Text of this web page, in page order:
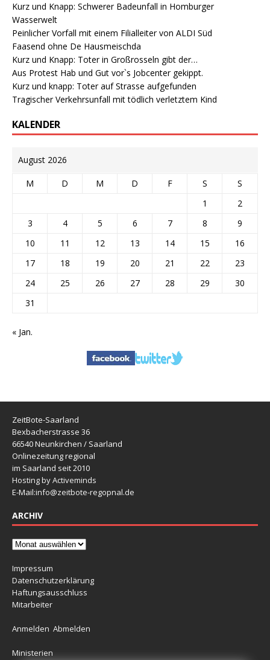
Kurz und Knapp: Schwerer Badeunfall in Homburger
Wasserwelt
Peinlicher Vorfall mit einem Filialleiter von ALDI Süd
Faasend ohne De Hausmeischda
Kurz und Knapp: Toter in Großrosseln gibt der…
Aus Protest Hab und Gut vor`s Jobcenter gekippt.
Kurz und knapp: Toter auf Strasse aufgefunden
Tragischer Verkehrsunfall mit tödlich verletztem Kind
KALENDER
August 2026
M D M D F S
S
1
2
3
4 5 6 7 8
9
10
11 12 13 14 15
16
17
18 19 20 21 22
23
24
25 26 27 28 29
30
31
« Jan.
ZeitBote-Saarland
Bexbacherstrasse 36
66540 Neunkirchen / Saarland
Onlinezeitung regional
im Saarland seit 2010
Hosting by Activeminds
E-Mail:info@zeitbote-regopnal.de
ARCHIV
Impressum
Datenschutzerklärung
Haftungsausschluss
Mitarbeiter
Anmelden Abmelden
Ministerien